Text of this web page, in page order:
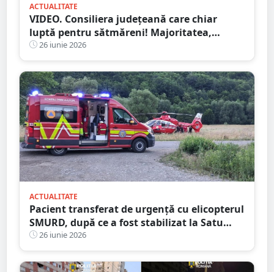
ACTUALITATE
VIDEO. Consiliera județeană care chiar
luptă pentru sătmăreni! Majoritatea,
”acontată” să doarmă-n scaun
26 iunie 2026
ACTUALITATE
Pacient transferat de urgență cu elicopterul
SMURD, după ce a fost stabilizat la Satu
Mare
26 iunie 2026